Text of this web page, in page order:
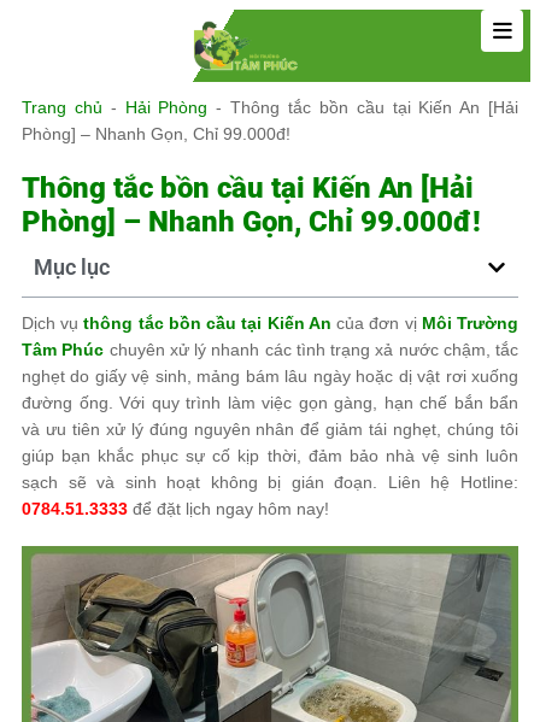
Trang chủ - Hải Phòng -Thông tắc bồn cầu tại Kiến An [Hải
Phòng] – Nhanh Gọn, Chỉ 99.000đ!
Thông tắc bồn cầu tại Kiến An [Hải
Phòng] – Nhanh Gọn, Chỉ 99.000đ!
Mục lục
Dịch vụthông tắc bồn cầu tại Kiến An của đơn vị Môi Trường
Tâm Phúc chuyên xử lý nhanh các tình trạng xả nước chậm, tắc
nghẹt do giấy vệ sinh, mảng bám lâu ngày hoặc dị vật rơi xuống
đường ống. Với quy trình làm việc gọn gàng, hạn chế bắn bẩn
và ưu tiên xử lý đúng nguyên nhân để giảm tái nghẹt, chúng tôi
giúp bạn khắc phục sự cố kịp thời, đảm bảo nhà vệ sinh luôn
sạch sẽ và sinh hoạt không bị gián đoạn. Liên hệ Hotline:
0784.51.3333 để đặt lịch ngay hôm nay!